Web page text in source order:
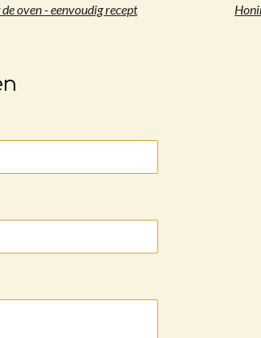
oven - eenvoudig recept